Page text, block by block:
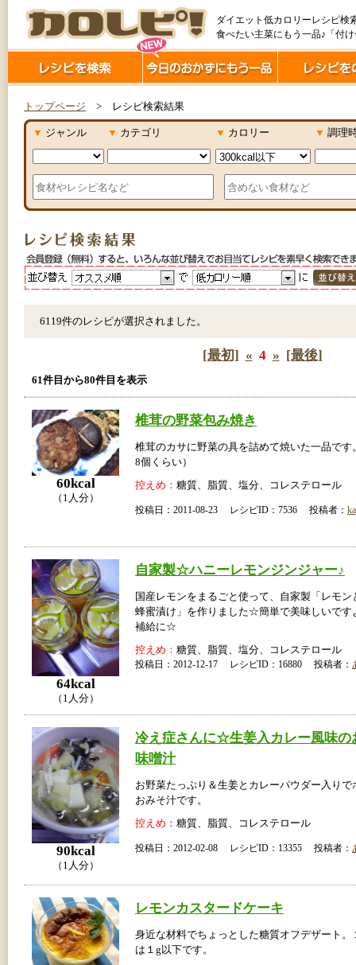
ダイエット低カロリーレシピ検
食べたい主菜にもう一品♪「付
トップページ > レシピ検索結果
▼ ジャンル ▼ カテゴリ ▼ カロリー ▼ 調理
6119件のレシピが選択されました。
[最初] « 4 » [最後]
61件目から80件目を表示
60kcal
（1人分）
椎茸の野菜包み焼き
椎茸のカサに野菜の具を詰めて焼いた一品です
8個くらい）
控えめ： 糖質、脂質、塩分、コレステロール
投稿日：2011-08-23 レシピID：7536 投稿者：
64kcal
（1人分）
自家製☆ハニーレモンジンジャー♪
国産レモンをまるごと使って、自家製「レモン
蜂蜜漬け」を作りました☆簡単で美味しいで
補給に☆
控えめ： 糖質、脂質、塩分、コレステロール
投稿日：2012-12-17 レシピID：16880 投稿者：
90kcal
（1人分）
冷え症さんに☆生姜入カレー風味の
味噌汁
お野菜たっぷり＆生姜とカレーパウダー入りで
おみそ汁です。
控えめ： 糖質、脂質、コレステロール
投稿日：2012-02-08 レシピID：13355 投稿者：
レモンカスタードケーキ
身近な材料でちょっとした糖質オフデザート。
は１g以下です。